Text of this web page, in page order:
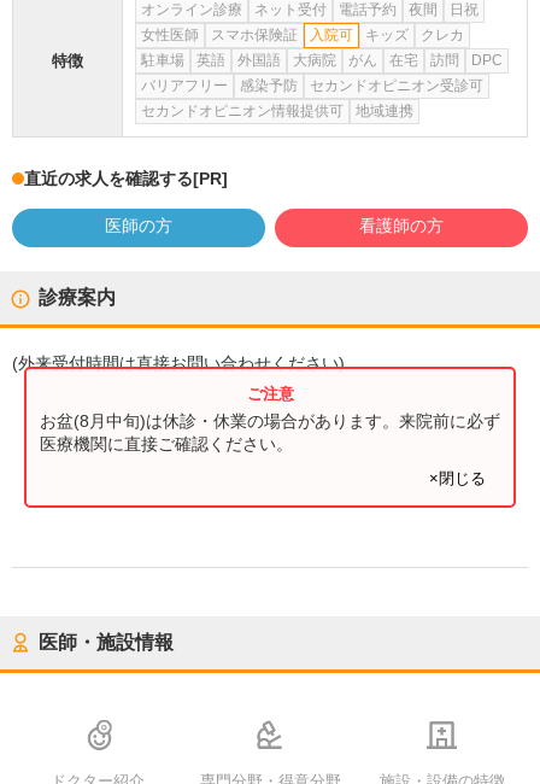
特徴
オンライン診療 ネット受付 電話予約 夜間
日祝
女性医師
スマホ保険証 入院可 キッズ
クレカ
駐車場
英語 外国語 大病院 がん 在宅 訪問
DPC
バリアフリー
感染予防
セカンドオピニオン受診可
セカンドオピニオン情報提供可
地域連携
直近の求人を確認する[PR]
医師の方 看護師の方
診療案内
(外来受付時間は直接お問い合わせください)
お盆(8月中旬)は休診・休業の場合があります。来院前に必ず
医療機関に直接ご確認ください。
×閉じる
医師・施設情報